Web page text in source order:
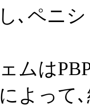
､ペニ
ムは
よって